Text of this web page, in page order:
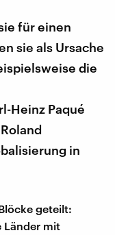
für einen
sie als Ursache
die
Heinz Paqué
in
geteilt:
Länder mit